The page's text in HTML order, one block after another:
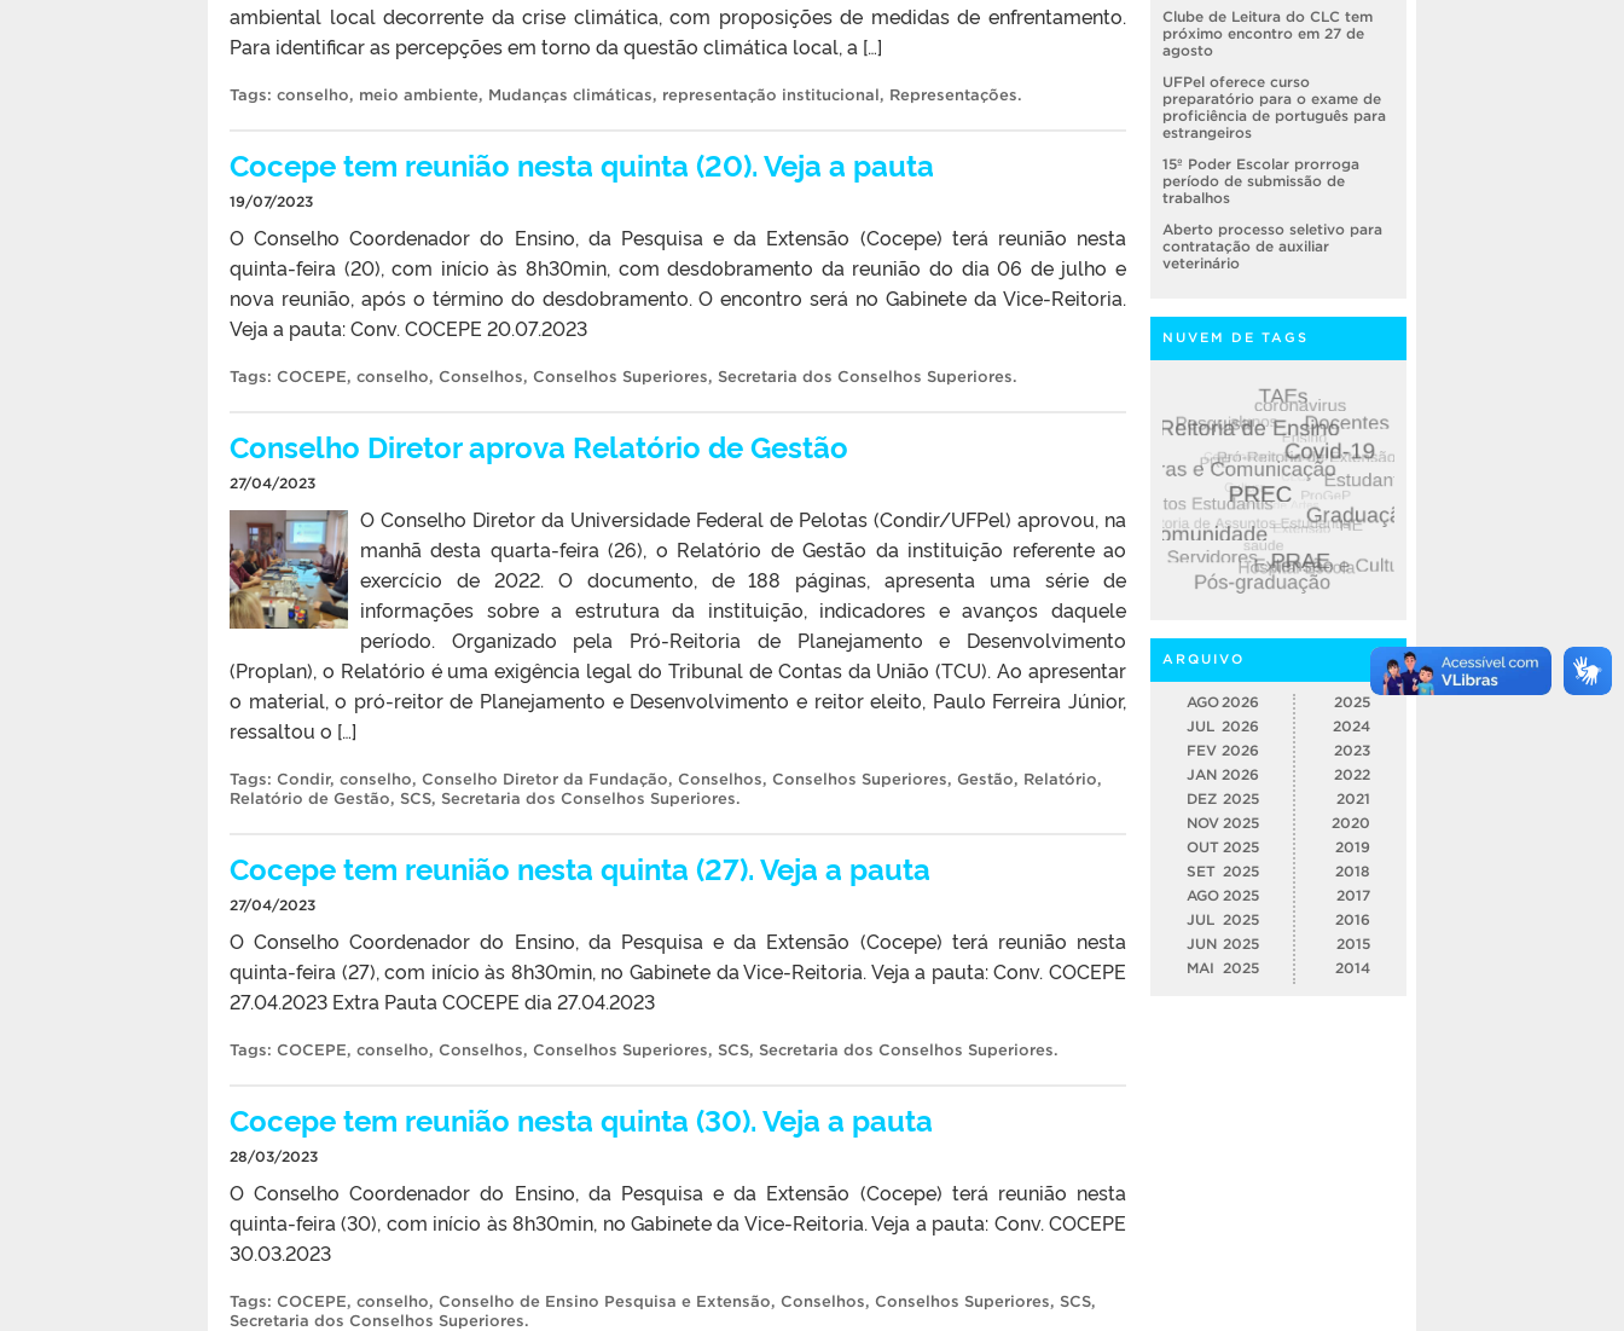
ambiental local decorrente da crise climática, com proposições de medidas de enfrentamento.
Para identificar as percepções em torno da questão climática local, a […]
Tags: conselho, meio ambiente, Mudanças climáticas, representação institucional, Representações.
Cocepe tem reunião nesta quinta (20). Veja a pauta
19/07/2023
O Conselho Coordenador do Ensino, da Pesquisa e da Extensão (Cocepe) terá reunião nesta
quinta-feira (20), com início às 8h30min, com desdobramento da reunião do dia 06 de julho e
nova reunião, após o término do desdobramento. O encontro será no Gabinete da Vice-Reitoria.
Veja a pauta: Conv. COCEPE 20.07.2023
Tags: COCEPE, conselho, Conselhos, Conselhos Superiores, Secretaria dos Conselhos Superiores.
Conselho Diretor aprova Relatório de Gestão
27/04/2023
O Conselho Diretor da Universidade Federal de Pelotas (Condir/UFPel) aprovou, na
manhã desta quarta-feira (26), o Relatório de Gestão da instituição referente ao
exercício de 2022. O documento, de 188 páginas, apresenta uma série de
informações sobre a estrutura da instituição, indicadores e avanços daquele
período. Organizado pela Pró-Reitoria de Planejamento e Desenvolvimento
(Proplan), o Relatório é uma exigência legal do Tribunal de Contas da União (TCU). Ao apresentar
o material, o pró-reitor de Planejamento e Desenvolvimento e reitor eleito, Paulo Ferreira Júnior,
ressaltou o […]
Tags: Condir, conselho, Conselho Diretor da Fundação, Conselhos, Conselhos Superiores, Gestão, Relatório,
Relatório de Gestão, SCS, Secretaria dos Conselhos Superiores.
Cocepe tem reunião nesta quinta (27). Veja a pauta
27/04/2023
O Conselho Coordenador do Ensino, da Pesquisa e da Extensão (Cocepe) terá reunião nesta
quinta-feira (27), com início às 8h30min, no Gabinete da Vice-Reitoria. Veja a pauta: Conv. COCEPE
27.04.2023 Extra Pauta COCEPE dia 27.04.2023
Tags: COCEPE, conselho, Conselhos, Conselhos Superiores, SCS, Secretaria dos Conselhos Superiores.
Cocepe tem reunião nesta quinta (30). Veja a pauta
28/03/2023
O Conselho Coordenador do Ensino, da Pesquisa e da Extensão (Cocepe) terá reunião nesta
quinta-feira (30), com início às 8h30min, no Gabinete da Vice-Reitoria. Veja a pauta: Conv. COCEPE
30.03.2023
Tags: COCEPE, conselho, Conselho de Ensino Pesquisa e Extensão, Conselhos, Conselhos Superiores, SCS,
Secretaria dos Conselhos Superiores.
Clube de Leitura do CLC tem
próximo encontro em 27 de
agosto
UFPel oferece curso
preparatório para o exame de
proficiência de português para
estrangeiros
15º Poder Escolar prorroga
período de submissão de
trabalhos
Aberto processo seletivo para
contratação de auxiliar
veterinário
NUVEM DE TAGS
ARQUIVO
AGO 2026
JUL 2026
FEV 2026
JAN 2026
DEZ 2025
NOV 2025
OUT 2025
SET 2025
AGO 2025
JUL
2025
JUN 2025
MAI
2025
2025
2024
2023
2022
2021
2020
2019
2018
2017
2016
2015
2014